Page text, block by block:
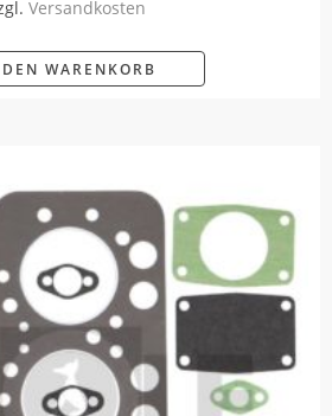
Versandkosten
WARENKORB